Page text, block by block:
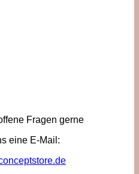
Fragen gerne
eine E-Mail: